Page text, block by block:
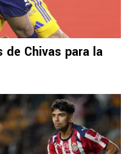
Chivas para la